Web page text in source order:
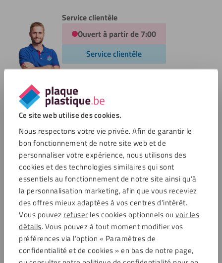
Ce site web utilise des cookies.
Nous respectons votre vie privée. Afin de garantir le
bon fonctionnement de notre site web et de
personnaliser votre expérience, nous utilisons des
cookies et des technologies similaires qui sont
essentiels au fonctionnement de notre site ainsi qu’à
la personnalisation marketing, afin que vous receviez
des offres mieux adaptées à vos centres d’intérêt.
Vous pouvez refuser les cookies optionnels ou voir les
détails. Vous pouvez à tout moment modifier vos
préférences via l’option « Paramètres de
confidentialité et de cookies » en bas de notre page,
Service clientèle
Ouvert à partir de 7:00
Service clientèle
Options de paiement
Commentaires
4.6 / 5704 avis clients
Achats sécurisés
Service clientèle
Service clientèle
Frais de port